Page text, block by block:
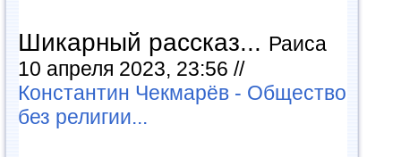
Шикарный рассказ... Раиса
10 апреля 2023, 23:56 //
Константин Чекмарёв - Общество
без религии...